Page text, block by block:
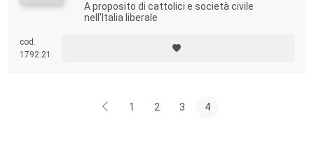
A proposito di cattolici e società civile
nell'Italia liberale
cod.
1792.21
1 2 3 4